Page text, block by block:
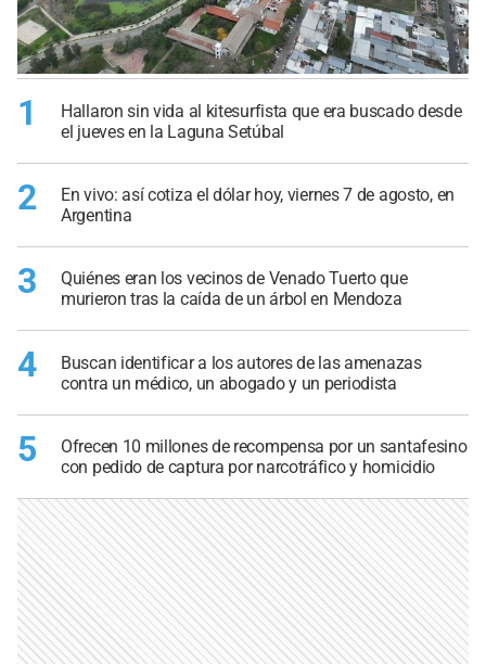
1
Hallaron sin vida al kitesurfista que era buscado desde
el jueves en la Laguna Setúbal
2
En vivo: así cotiza el dólar hoy, viernes 7 de agosto, en
Argentina
3
Quiénes eran los vecinos de Venado Tuerto que
murieron tras la caída de un árbol en Mendoza
4
Buscan identificar a los autores de las amenazas
contra un médico, un abogado y un periodista
5
Ofrecen 10 millones de recompensa por un santafesino
con pedido de captura por narcotráfico y homicidio